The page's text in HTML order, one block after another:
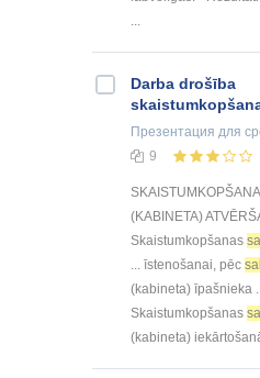
...
Darba drošība
Презентация для
9
(KABINETA)
Skaistumkopšanas
... īstenošanai, pēc
(kabineta) īpašnieka
Skaistumkopšanas
(kabineta)